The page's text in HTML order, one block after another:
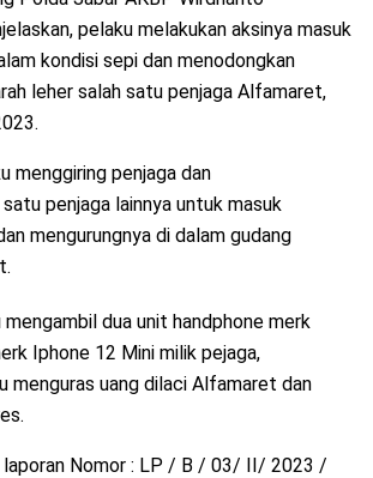
pelaku melakukan aksinya masuk
kondisi sepi dan menodongkan
leher salah satu penjaga Alfamaret,
menggiring penjaga dan
penjaga lainnya untuk masuk
mengurungnya di dalam gudang
mengambil dua unit handphone merk
Iphone 12 Mini milik pejaga,
menguras uang dilaci Alfamaret dan
laporan Nomor : LP / B / 03/ II/ 2023 /